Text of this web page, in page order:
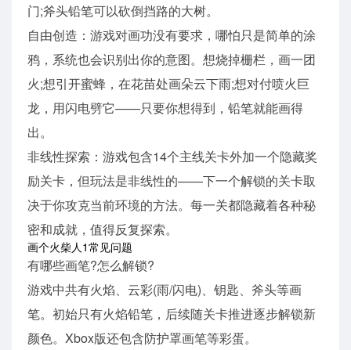
门;斧头铅笔可以砍倒挡路的大树。
自由创造：游戏对画功没有要求，哪怕只是简单的涂
鸦，系统也会识别出你的意图。想烧掉栅栏，画一团
火;想引开蜜蜂，在花苗处画朵云下雨;想对付喷火巨
龙，用闪电劈它——只要你想得到，铅笔就能画得
出。
非线性探索：游戏包含14个主线关卡外加一个隐藏奖
励关卡，但玩法是非线性的——下一个解锁的关卡取
决于你攻克当前环境的方法。每一关都隐藏着各种秘
密和成就，值得反复探索。
画个火柴人1常见问题
有哪些画笔?怎么解锁?
游戏中共有火焰、云彩(雨/闪电)、钥匙、斧头等画
笔。初始只有火焰铅笔，后续随关卡推进逐步解锁新
颜色。Xbox版还包含防护罩画笔等彩蛋。